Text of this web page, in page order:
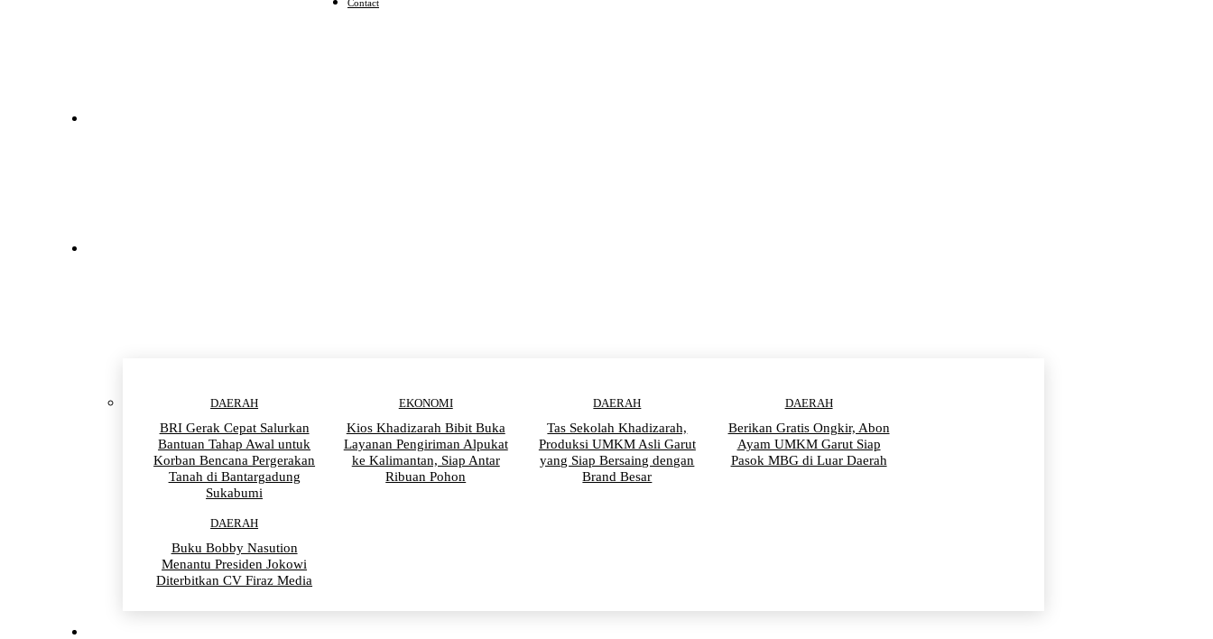
Contact
DAERAH
BRI Gerak Cepat Salurkan
Bantuan Tahap Awal untuk
Korban Bencana Pergerakan
Tanah di Bantargadung
Sukabumi
EKONOMI
Kios Khadizarah Bibit Buka
Layanan Pengiriman Alpukat
ke Kalimantan, Siap Antar
Ribuan Pohon
DAERAH
Tas Sekolah Khadizarah,
Produksi UMKM Asli Garut
yang Siap Bersaing dengan
Brand Besar
DAERAH
Berikan Gratis Ongkir, Abon
Ayam UMKM Garut Siap
Pasok MBG di Luar Daerah
DAERAH
Buku Bobby Nasution
Menantu Presiden Jokowi
Diterbitkan CV Firaz Media